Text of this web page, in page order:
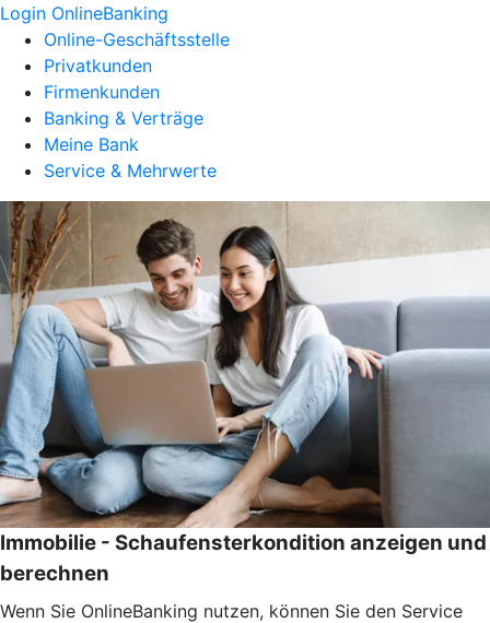
Login OnlineBanking
Online-Geschäftsstelle
Privatkunden
Firmenkunden
Banking & Verträge
Meine Bank
Service & Mehrwerte
Immobilie - Schaufensterkondition anzeigen und
berechnen
Wenn Sie OnlineBanking nutzen, können Sie den Service